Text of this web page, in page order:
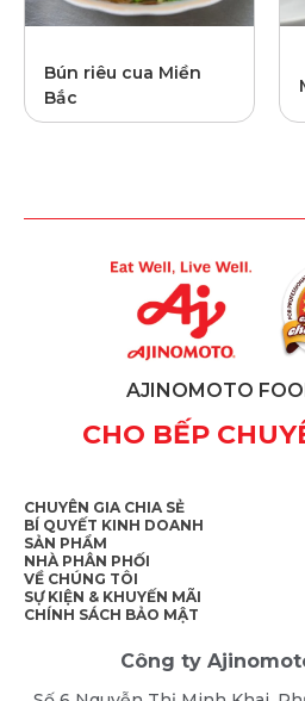
Bún riêu cua Miền
Bắc
AJINOMOTO
CHO BẾP
CHUYÊN GIA CHIA SẺ
BÍ QUYẾT KINH DOANH
SẢN PHẨM
NHÀ PHÂN PHỐI
VỀ CHÚNG TÔI
SỰ KIỆN & KHUYẾN MÃI
CHÍNH SÁCH BẢO MẬT
Công ty